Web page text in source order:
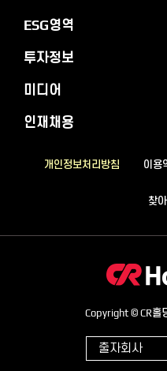
ESG영역
투자정보
미디어
인재채용
개인정보처리방침 이용
찾
Copyright © CR홀
출자회사